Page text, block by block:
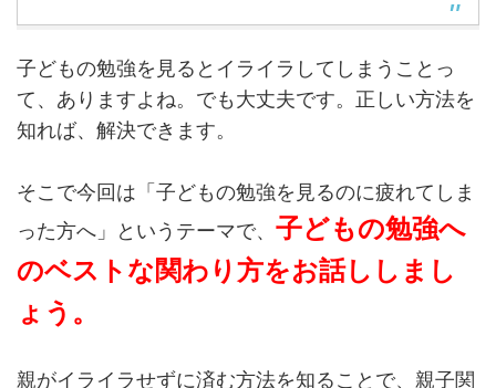
子どもの勉強を見るとイライラしてしまうことっ
て、ありますよね。でも大丈夫です。正しい方法を
知れば、解決できます。
そこで今回は「子どもの勉強を見るのに疲れてしま
った方へ」というテーマで、 子どもの勉強へ
のベストな関わり方をお話ししまし
ょう。
親がイライラせずに済む方法を知ることで、親子関